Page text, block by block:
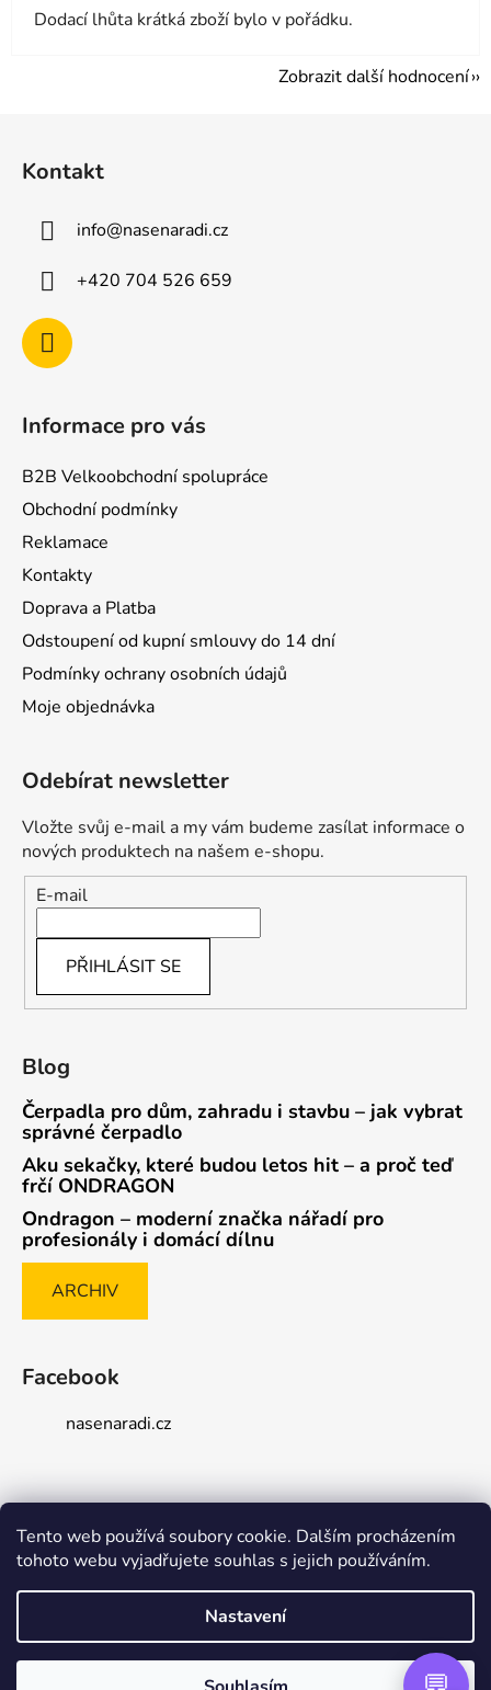
Tento web používá soubory cookie. Dalším procházením
tohoto webu vyjadřujete souhlas s jejich používáním.
Nastavení
Dodací lhůta krátká zboží bylo v pořádku.
Zobrazit další hodnocení
Kontakt
info@nasenaradi.cz
+420 704 526 659
Informace pro vás
B2B Velkoobchodní spolupráce
Obchodní podmínky
Reklamace
Kontakty
Doprava a Platba
Odstoupení od kupní smlouvy do 14 dní
Podmínky ochrany osobních údajů
Moje objednávka
Odebírat newsletter
Vložte svůj e-mail a my vám budeme zasílat informace o
nových produktech na našem e-shopu.
E-mail
PŘIHLÁSIT SE
Blog
Čerpadla pro dům, zahradu i stavbu – jak vybrat
správné čerpadlo
Aku sekačky, které budou letos hit – a proč teď
frčí ONDRAGON
Ondragon – moderní značka nářadí pro
profesionály i domácí dílnu
ARCHIV
Facebook
nasenaradi.cz
Způsob ověřování recenzí
Vytvořil Shoptet Premium